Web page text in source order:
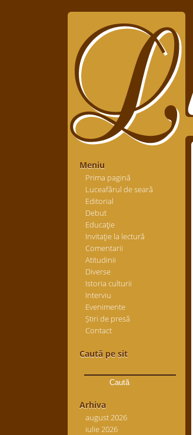
Meniu
Prima pagină
Luceafărul de seară
Editorial
Debut
Educaţie
Invitaţie la lectură
Comentarii
Atitudinii
Diverse
Istoria culturii
Interviu
Evenimente
Știri de presă
Contact
Caută pe sit
după:
Arhiva
august 2026
iulie 2026